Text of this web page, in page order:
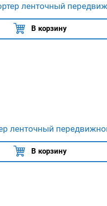
ленточный
В корзину
ленточный
В корзину